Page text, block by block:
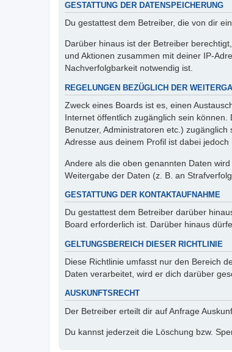
GESTATTUNG DER DATENSPEICHERUNG
Du gestattest dem Betreiber, die von dir
Darüber hinaus ist der Betreiber
und Aktionen zusammen mit deiner IP-
Nachverfolgbarkeit notwendig ist.
REGELUNGEN BEZÜGLICH DER
Zweck eines Boards ist es, einen
Internet öffentlich zugänglich sein
Benutzer, Administratoren etc.)
Adresse aus deinem Profil ist dabei
Andere als die oben genannten Daten
Weitergabe der Daten (z. B. an
GESTATTUNG DER KONTAKTAUFNAHME
Du gestattest dem Betreiber darüber
Board erforderlich ist. Darüber hinaus
GELTUNGSBEREICH DIESER RICHTLINIE
Diese Richtlinie umfasst nur den Bereich
Daten verarbeitet, wird er dich darüber
AUSKUNFTSRECHT
Der Betreiber erteilt dir auf Anfrage
Du kannst jederzeit die Löschung bzw.